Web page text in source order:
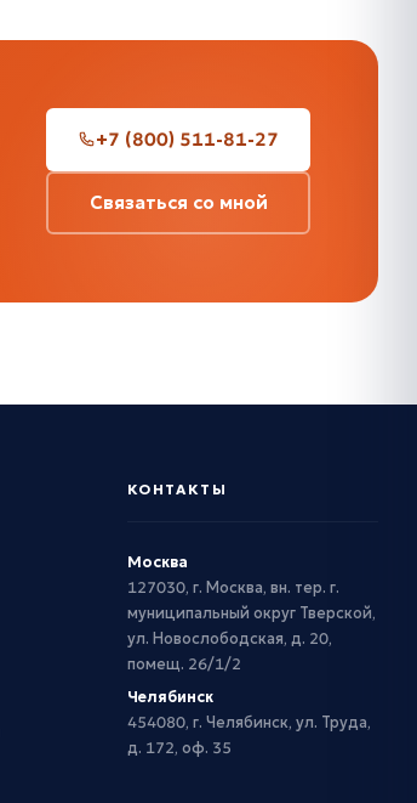
+7 (800) 511-81-27
Связаться со мной
КОНТАКТЫ
Москва
127030, г. Москва, вн. тер. г.
муниципальный округ Тверской,
ул. Новослободская, д. 20,
помещ. 26/1/2
Челябинск
454080, г. Челябинск, ул. Труда,
д. 172, оф. 35